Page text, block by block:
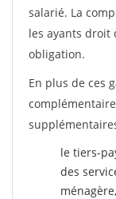
salarié. La
les ayants droit
obligation.
En plus de ces
le tiers-
des